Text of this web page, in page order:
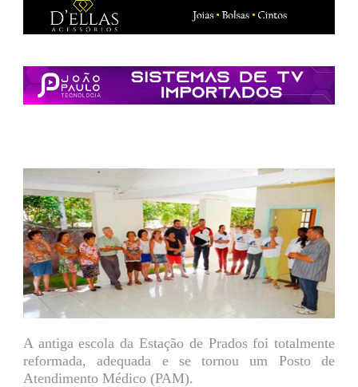
A antiga escola da Estação de Prados foi totalmente
reformada, adequada e se tornou um Posto de
Atendimento Médico (PAM).